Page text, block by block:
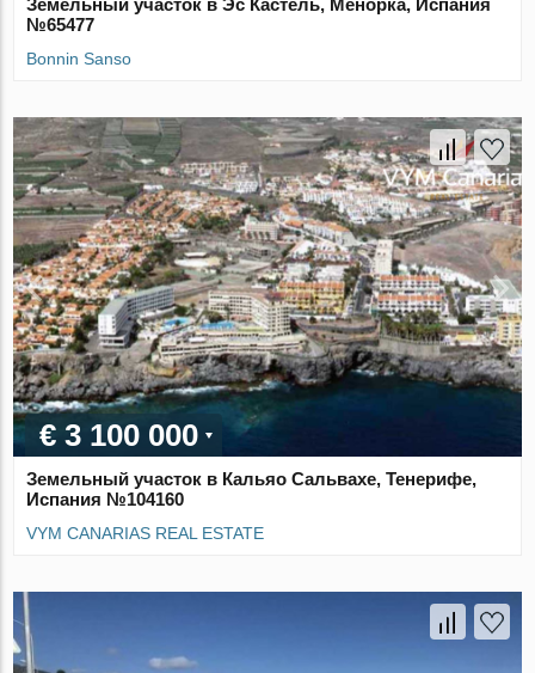
Земельный участок в Эс Кастель, Менорка, Испания
№65477
Bonnin Sanso
€ 3 100 000
Земельный участок в Кальяо Сальвахе, Тенерифе,
Испания №104160
VYM CANARIAS REAL ESTATE